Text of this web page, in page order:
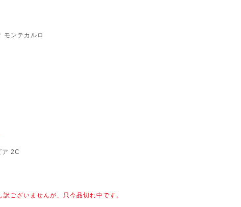
モンテカルロ
ア 2C
訳ございませんが、只今品切れ中です。